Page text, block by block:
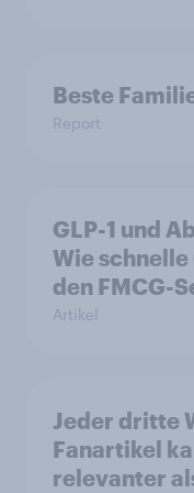
Beste
Report
GLP-1 und
Wie
den FMCG-
Artikel
Jeder dritte
Fanartikel
relevanter